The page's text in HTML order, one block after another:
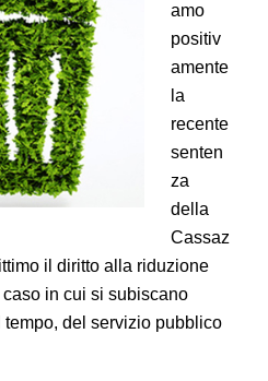
amo
positiv
amente
la
recente
senten
za
della
Cassaz
il diritto alla riduzione
in cui si subiscano
del servizio pubblico